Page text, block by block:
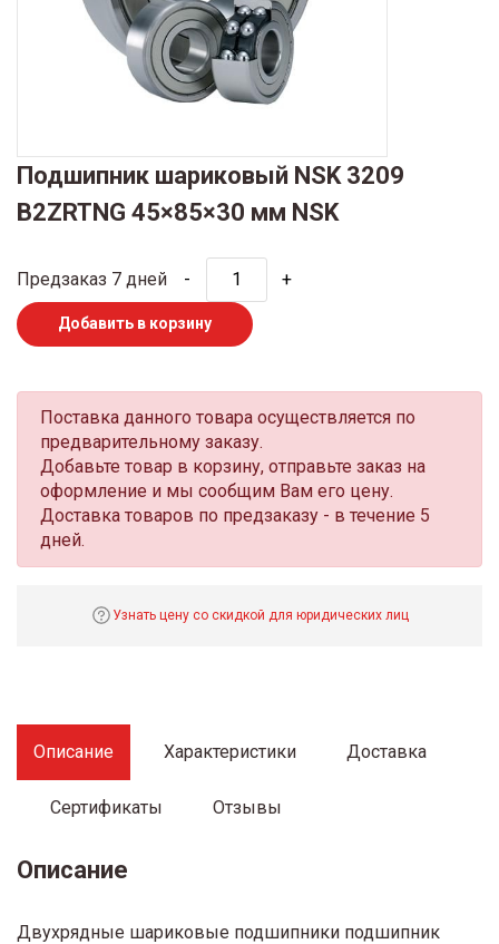
Подшипник шариковый NSK 3209
B2ZRTNG 45×85×30 мм NSK
Предзаказ 7 дней - +
Добавить в корзину
Поставка данного товара осуществляется по
предварительному заказу.
Добавьте товар в корзину, отправьте заказ на
оформление и мы сообщим Вам его цену.
Доставка товаров по предзаказу - в течение 5
дней.
Узнать цену со скидкой для юридических лиц
Описание Характеристики Доставка
Сертификаты Отзывы
Описание
Двухрядные шариковые подшипники подшипник